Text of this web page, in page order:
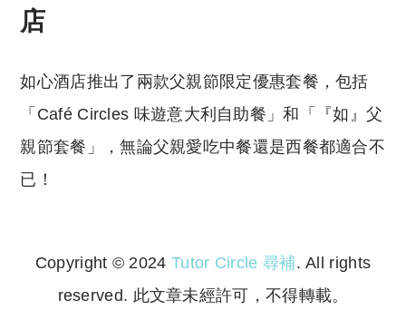
店
如心酒店推出了兩款父親節限定優惠套餐，包括
「Café Circles 味遊意大利自助餐」和「『如』父
親節套餐」，無論父親愛吃中餐還是西餐都適合不
已！
Copyright © 2024 Tutor Circle 尋補. All rights
reserved. 此文章未經許可，不得轉載。